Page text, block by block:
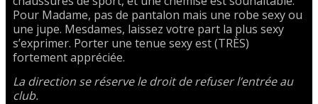
Pour Madame, pas de pantalon mais une robe sexy ou
une jupe. Mesdames, laissez votre part la plus sexy
s’exprimer. Porter une tenue sexy est (TRÈS)
fortement appréciée.
La direction se réserve le droit de refuser l’entrée au
club.